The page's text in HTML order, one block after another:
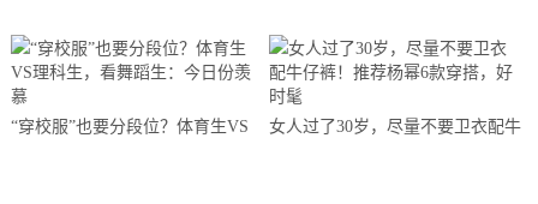
“穿校服”也要分段位？体育生VS
女人过了30岁，尽量不要卫衣配牛